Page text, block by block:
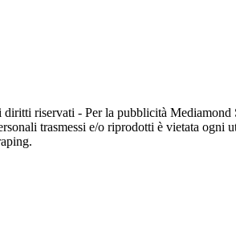
riservati - Per la pubblicità
trasmessi e/o riprodotti è vietata ogni